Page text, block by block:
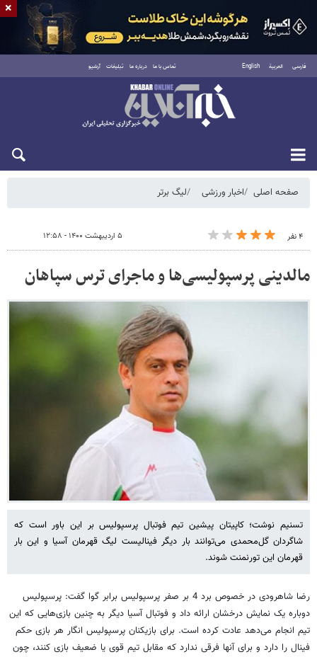
فارسی العربية English تماس با ما درباره ما تبلیغات آرشیو
پنجشنبه ۱۵ مرداد ۱۴۰۵
صفحه اصلی اخبار ورزشی لیگ برتر
۴ نفر ۵ اردیبهشت ۱۴۰۰ - ۱۲:۵۸
مالدینی پرسپولیسی‌ها و ماجرای ترس سپاهان
تسنیم نوشت؛ کاپیتان پیشین تیم فوتبال پرسپولیس بر این باور است که
شاگردان گل‌محمدی می‌توانند بار دیگر فینالیست لیگ قهرمان آسیا و این بار
قهرمان این تورنمنت شوند.
رضا شاهرودی در خصوص برد 4 بر صفر پرسپولیس برابر گوا گفت: پرسپولیس
دوباره یک نمایش درخشان ارائه داد و فوتبال آسیا دیگر به چنین بازی‌هایی که این
تیم انجام می‌دهد عادت کرده است. برای بازیکنان پرسپولیس انگار هر بازی حکم
فینال را دارد و برای آنها فرقی ندارد که مقابل تیم قوی یا ضعیف بازی کنند، چون
×